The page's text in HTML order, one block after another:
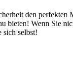
den
Wenn Sie
sich selbst!